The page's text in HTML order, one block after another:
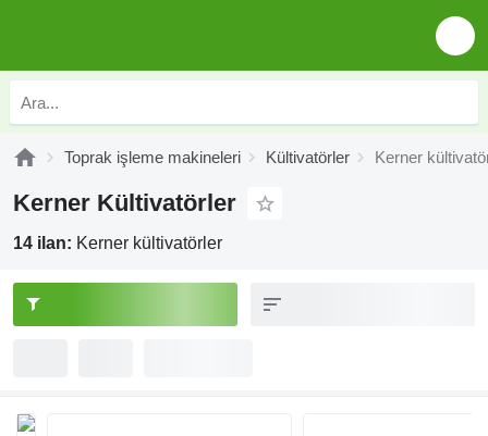
Toprak işleme makineleri Kültivatörler Kerner
Kerner Kültivatörler
14 ilan: Kerner kültivatörler